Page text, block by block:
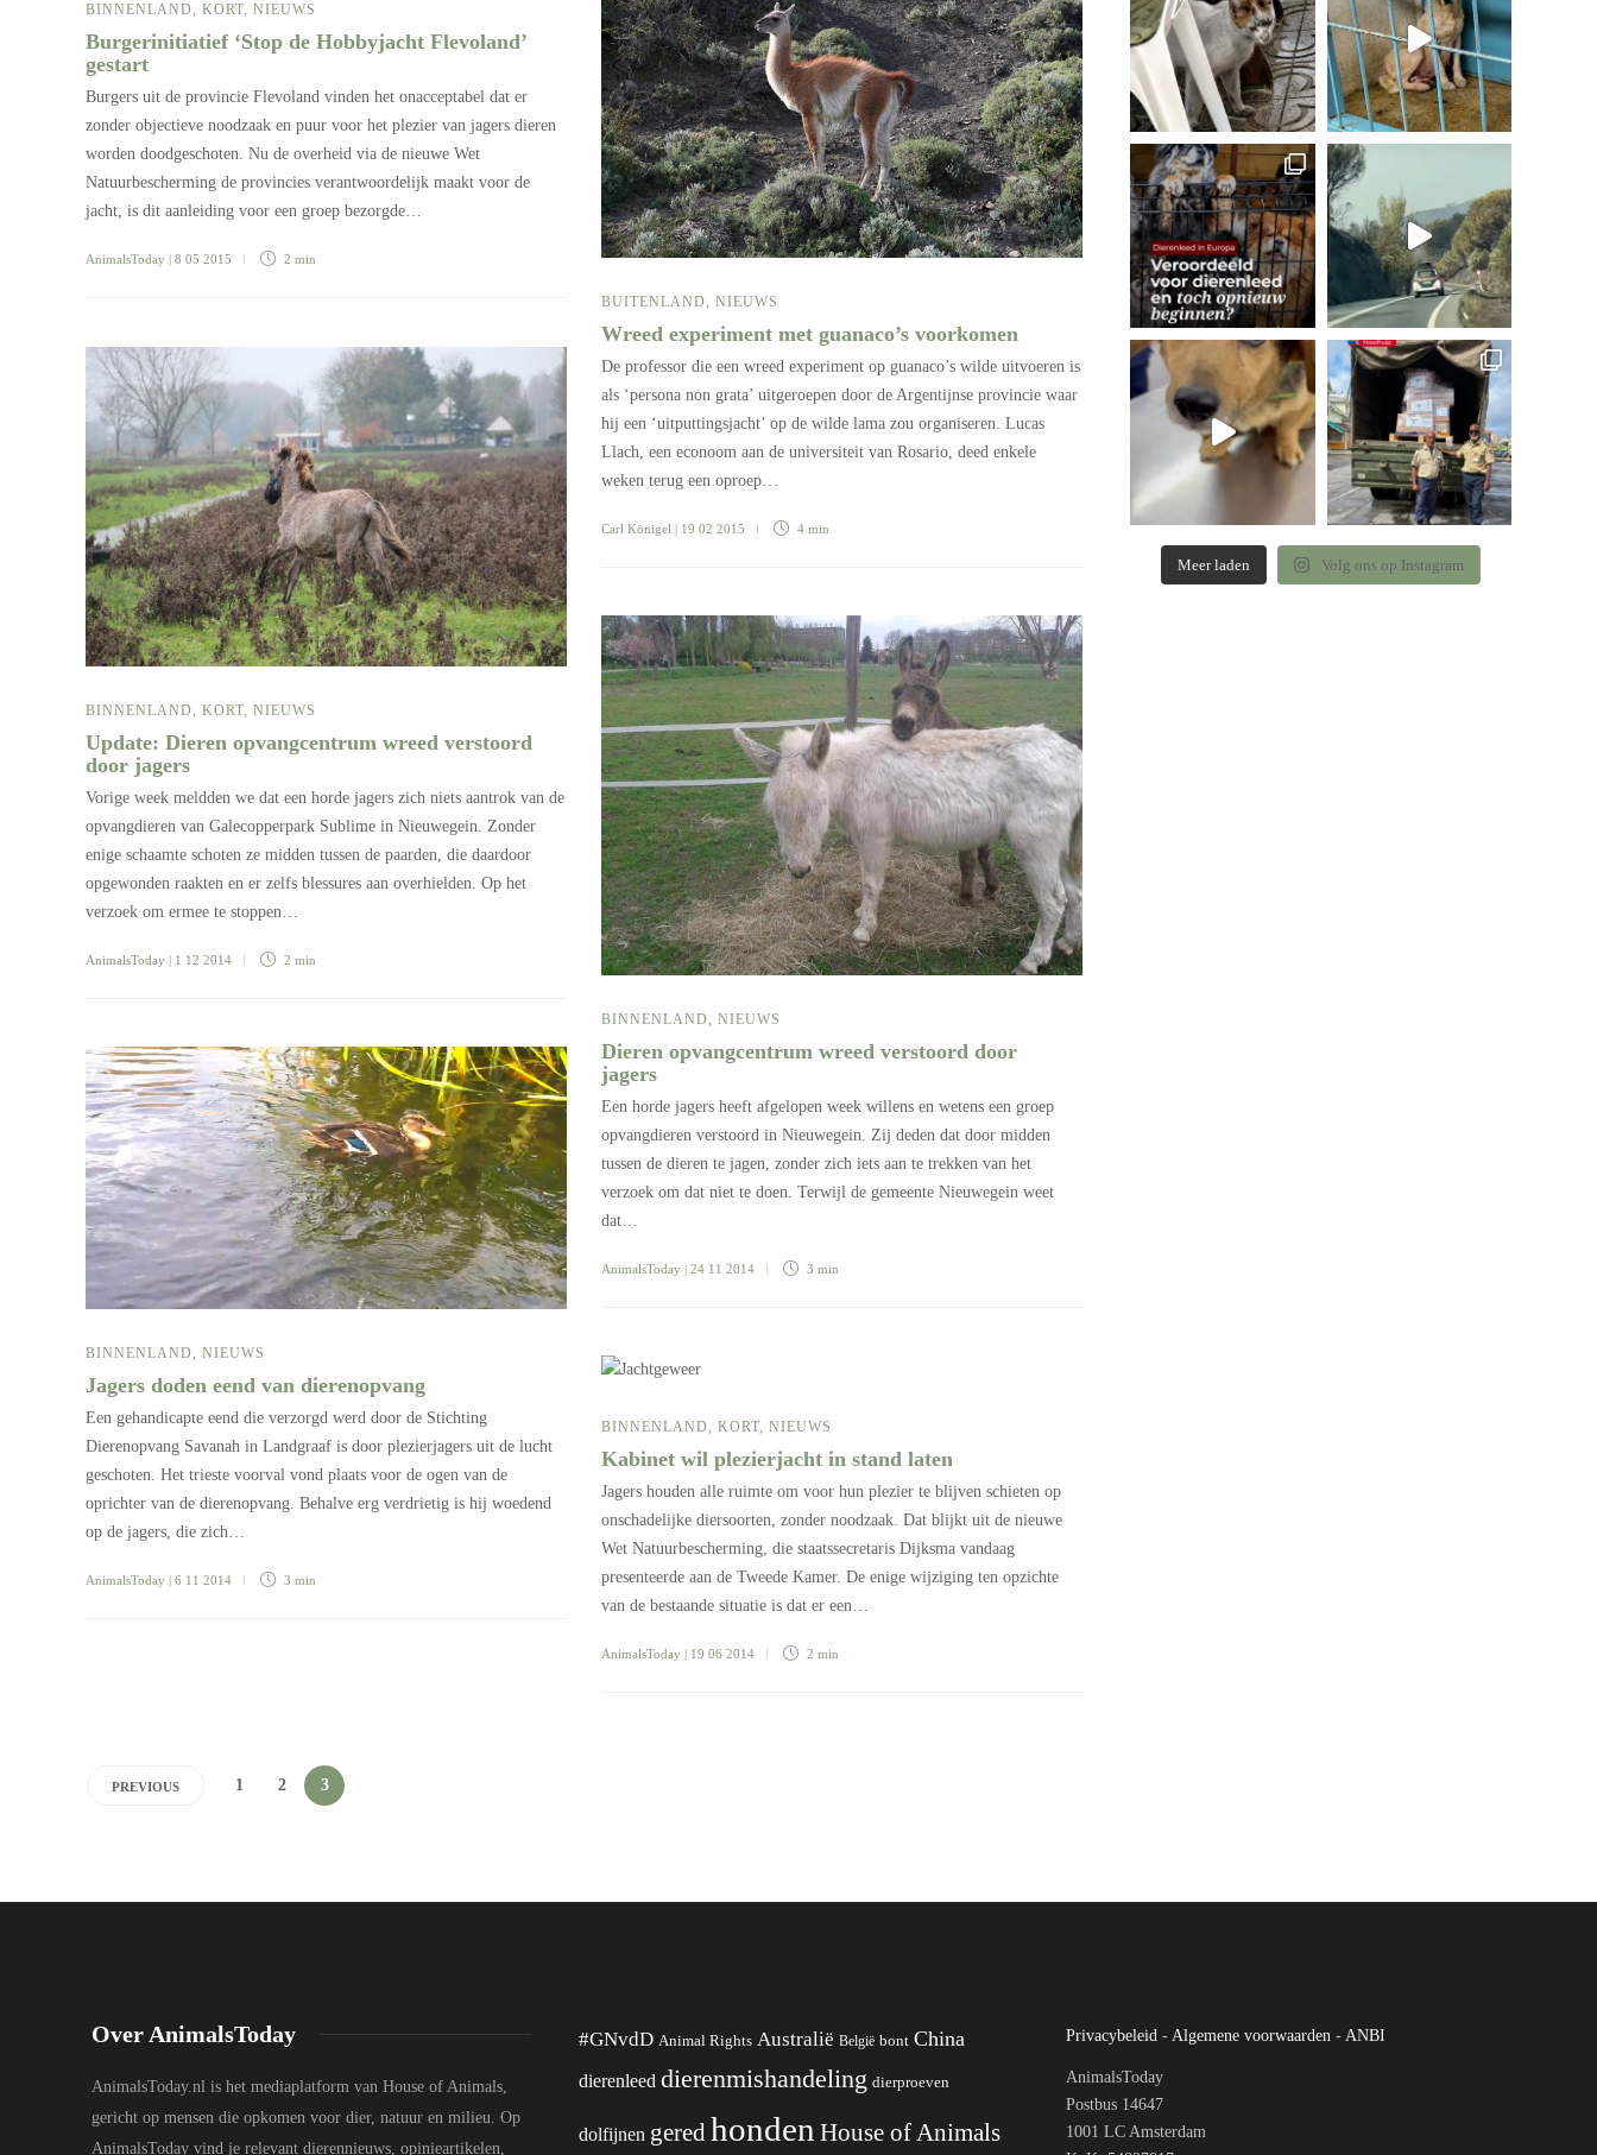
BINNENLAND, KORT, NIEUWS
Burgerinitiatief ‘Stop de Hobbyjacht Flevoland’
gestart
Burgers uit de provincie Flevoland vinden het onacceptabel dat er
zonder objectieve noodzaak en puur voor het plezier van jagers dieren
worden doodgeschoten. Nu de overheid via de nieuwe Wet
Natuurbescherming de provincies verantwoordelijk maakt voor de
jacht, is dit aanleiding voor een groep bezorgde…
AnimalsToday | 8 05 2015 2 min
BUITENLAND, NIEUWS
Wreed experiment met guanaco’s voorkomen
De professor die een wreed experiment op guanaco’s wilde uitvoeren is
als ‘persona non grata’ uitgeroepen door de Argentijnse provincie waar
hij een ‘uitputtingsjacht’ op de wilde lama zou organiseren. Lucas
Llach, een econoom aan de universiteit van Rosario, deed enkele
weken terug een oproep…
Carl Königel | 19 02 2015 4 min
BINNENLAND, KORT, NIEUWS
Update: Dieren opvangcentrum wreed verstoord
door jagers
Vorige week meldden we dat een horde jagers zich niets aantrok van de
opvangdieren van Galecopperpark Sublime in Nieuwegein. Zonder
enige schaamte schoten ze midden tussen de paarden, die daardoor
opgewonden raakten en er zelfs blessures aan overhielden. Op het
verzoek om ermee te stoppen…
AnimalsToday | 1 12 2014 2 min
BINNENLAND, NIEUWS
Dieren opvangcentrum wreed verstoord door
jagers
Een horde jagers heeft afgelopen week willens en wetens een groep
opvangdieren verstoord in Nieuwegein. Zij deden dat door midden
tussen de dieren te jagen, zonder zich iets aan te trekken van het
verzoek om dat niet te doen. Terwijl de gemeente Nieuwegein weet
dat…
AnimalsToday | 24 11 2014 3 min
BINNENLAND, NIEUWS
Jagers doden eend van dierenopvang
Een gehandicapte eend die verzorgd werd door de Stichting
Dierenopvang Savanah in Landgraaf is door plezierjagers uit de lucht
geschoten. Het trieste voorval vond plaats voor de ogen van de
oprichter van de dierenopvang. Behalve erg verdrietig is hij woedend
op de jagers, die zich…
AnimalsToday | 6 11 2014 3 min
BINNENLAND, KORT, NIEUWS
Kabinet wil plezierjacht in stand laten
Jagers houden alle ruimte om voor hun plezier te blijven schieten op
onschadelijke diersoorten, zonder noodzaak. Dat blijkt uit de nieuwe
Wet Natuurbescherming, die staatssecretaris Dijksma vandaag
presenteerde aan de Tweede Kamer. De enige wijziging ten opzichte
van de bestaande situatie is dat er een…
AnimalsToday | 19 06 2014 2 min
PREVIOUS 1 2 3
Meer laden Volg ons op Instagram
Over AnimalsToday
AnimalsToday.nl is het mediaplatform van House of Animals,
gericht op mensen die opkomen voor dier, natuur en milieu. Op
AnimalsToday vind je relevant dierennieuws, opinieartikelen,
#GNvdD Animal Rights Australië België bont China
dierenleed dierenmishandeling dierproeven
dolfijnen geredhonden House of Animals
Privacybeleid - Algemene voorwaarden - ANBI
AnimalsToday
Postbus 14647
1001 LC Amsterdam